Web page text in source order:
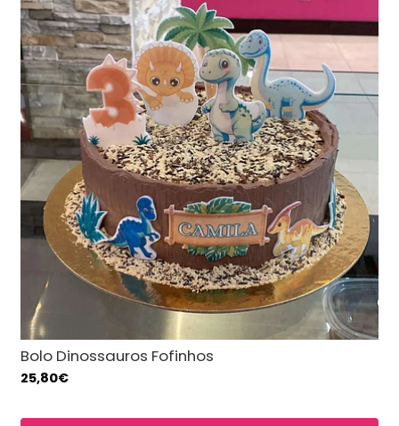
Bolo Dinossauros Fofinhos
25,80€